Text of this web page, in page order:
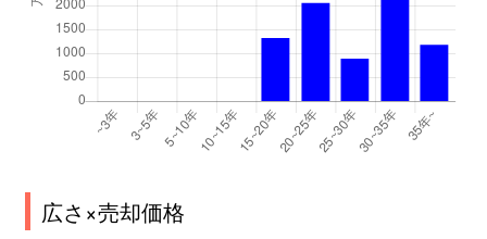
広さ×売却価格